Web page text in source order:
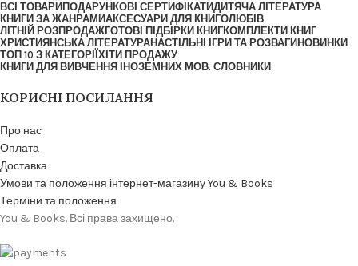
ВСІ ТОВАРИ ПОДАРУНКОВІ СЕРТИФІКАТИДИТЯЧА ЛІТЕРАТУРА
КНИГИ ЗА ЖАНРАМИАКСЕСУАРИ ДЛЯ КНИГОЛЮБІВ
ЛІТНІЙ РОЗПРОДАЖГОТОВІ ПІДБІРКИ КНИГКОМПЛЕКТИ КНИГ
ХРИСТИЯНСЬКА ЛІТЕРАТУРАНАСТІЛЬНІ ІГРИ ТА РОЗВАГИ НОВИНКИ
ТОП 10 З КАТЕГОРІЇ ХІТИ ПРОДАЖУ
КНИГИ ДЛЯ ВИВЧЕННЯ ІНОЗЕМНИХ МОВ. СЛОВНИКИ
КОРИСНІ ПОСИЛАННЯ
Про нас
Оплата
Доставка
Умови та положення інтернет-магазину You & Books
Терміни та положення
You & Books. Всі права захищено.